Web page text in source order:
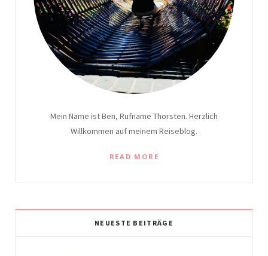
Mein Name ist Ben, Rufname Thorsten. Herzlich
Willkommen auf meinem Reiseblog.
READ MORE
NEUESTE BEITRÄGE